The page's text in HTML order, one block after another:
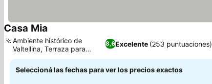
Casa Mia
8,6Excelente (253 puntuaciones)
Ambiente histórico de
Valtellina, Terraza para
relajarse
Seleccioná las fechas para ver los precios exactos